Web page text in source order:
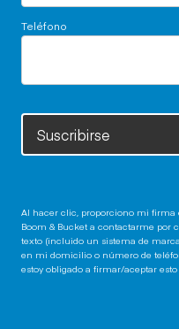
Teléfono
Suscribirse
Al hacer clic, proporciono mi firma
Boom & Bucket a contactarme por
texto (incluido un sistema de
en mi domicilio o número de
estoy obligado a firmar/aceptar